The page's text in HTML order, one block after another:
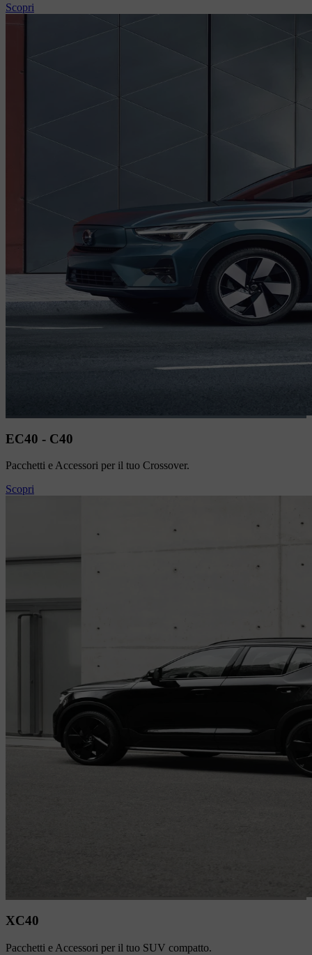
Scopri
EC40 - C40
Pacchetti e Accessori per il tuo Crossover.
Scopri
XC40
Pacchetti e Accessori per il tuo SUV compatto.